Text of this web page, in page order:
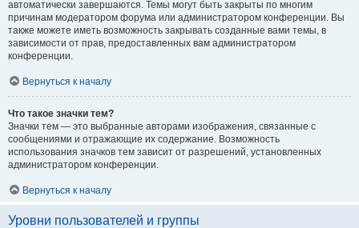
автоматически завершаются. Темы могут быть закрыты по многим
причинам модератором форума или администратором конференции. Вы
также можете иметь возможность закрывать созданные вами темы, в
зависимости от прав, предоставленных вам администратором
конференции.
Вернуться к началу
Что такое значки тем?
Значки тем — это выбранные авторами изображения, связанные с
сообщениями и отражающие их содержание. Возможность
использования значков тем зависит от разрешений, установленных
администратором конференции.
Вернуться к началу
Уровни пользователей и группы